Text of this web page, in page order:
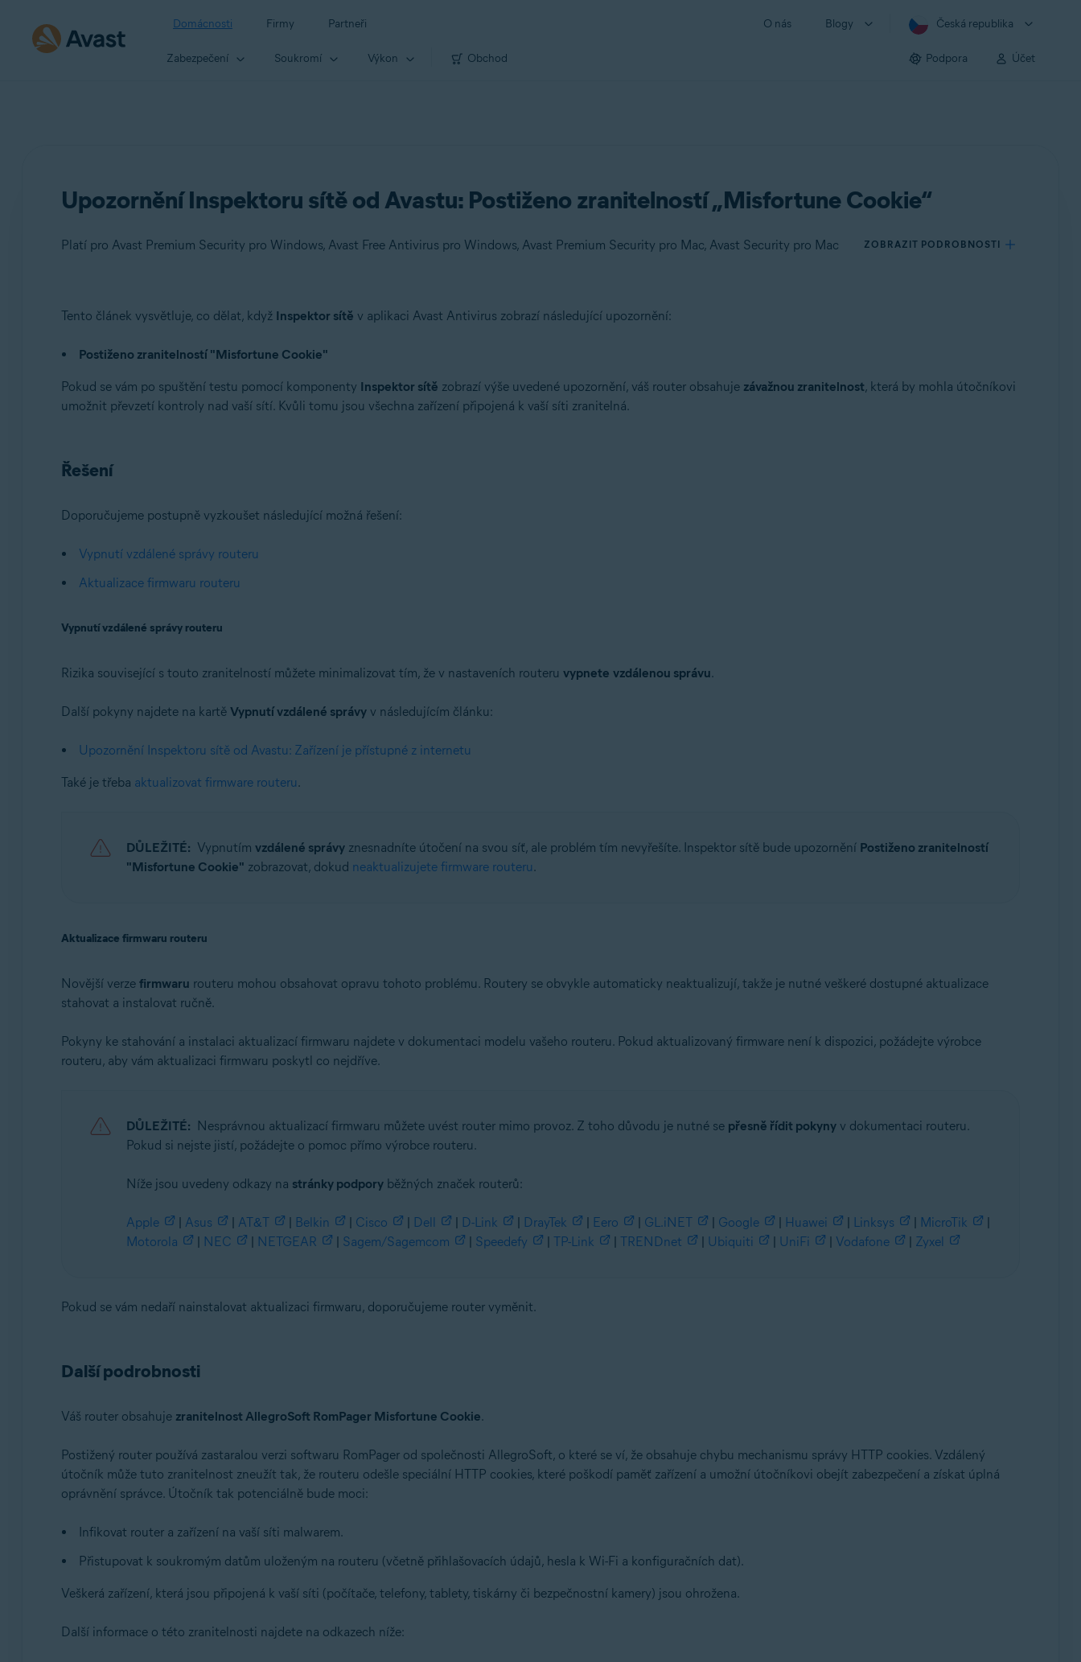
Domácnosti Firmy Partneři O nás Blogy Česká republika
Zabezpečení Soukromí Výkon Obchod Podpora Účet
Upozornění Inspektoru sítě od Avastu: Postiženo zranitelností „Misfortune Cookie“
Platí pro Avast Premium Security pro Windows, Avast Free Antivirus pro Windows, Avast Premium Security pro Mac, Avast Security pro Mac ZOBRAZIT PODROBNOSTI
Produkty:
Avast Free Antivirus 22.x pro Windows
Avast Security 15.x pro Mac
Microsoft Windows 10 Home / Pro / Enterprise / Education – 32/64bitový
Microsoft Windows 8 / Pro / Enterprise – 32/64bitový
Apple macOS 12.x (Monterey)
Apple macOS 10.15.x (Catalina)
Apple macOS 10.13.x (High Sierra)
Apple Mac OS X 10.11.x (El Capitan)
Tento článek vysvětluje, co dělat, když Inspektor sítě v aplikaci Avast Antivirus zobrazí následující upozornění:
Postiženo zranitelností "Misfortune Cookie"
Pokud se vám po spuštění testu pomocí komponenty Inspektor sítě zobrazí výše uvedené upozornění, váš router obsahuje závažnou zranitelnost, která by mohla útočníkovi
umožnit převzetí kontroly nad vaší sítí. Kvůli tomu jsou všechna zařízení připojená k vaší síti zranitelná.
Řešení
Doporučujeme postupně vyzkoušet následující možná řešení:
Vypnutí vzdálené správy routeru
Aktualizace firmwaru routeru
Vypnutí vzdálené správy routeru
Rizika související s touto zranitelností můžete minimalizovat tím, že v nastaveních routeru vypnete vzdálenou správu.
Další pokyny najdete na kartě Vypnutí vzdálené správyv následujícím článku:
Upozornění Inspektoru sítě od Avastu: Zařízení je přístupné z internetu
Také je třeba aktualizovat firmware routeru.
DŮLEŽITÉ: Vypnutím vzdálené správyznesnadníte útočení na svou síť, ale problém tím nevyřešíte. Inspektor sítě bude upozornění Postiženo zranitelností
"Misfortune Cookie" zobrazovat, dokud neaktualizujete firmware routeru.
Aktualizace firmwaru routeru
Novější verze firmwaru routeru mohou obsahovat opravu tohoto problému. Routery se obvykle automaticky neaktualizují, takže je nutné veškeré dostupné aktualizace
stahovat a instalovat ručně.
Pokyny ke stahování a instalaci aktualizací firmwaru najdete v dokumentaci modelu vašeho routeru. Pokud aktualizovaný firmware není k dispozici, požádejte výrobce
routeru, aby vám aktualizaci firmwaru poskytl co nejdříve.
DŮLEŽITÉ: Nesprávnou aktualizací firmwaru můžete uvést router mimo provoz. Z toho důvodu je nutné se přesně řídit pokynyv dokumentaci routeru.
Pokud si nejste jistí, požádejte o pomoc přímo výrobce routeru.
Níže jsou uvedeny odkazy na stránky podporyběžných značek routerů:
Apple | Asus | AT&T | Belkin | Cisco | Dell | D-Link | DrayTek | Eero | GL.iNET | Google | Huawei | Linksys | MicroTik
|
Motorola
| NEC | NETGEAR | Sagem/Sagemcom | Speedefy | TP-Link | TRENDnet | Ubiquiti | UniFi | Vodafone | Zyxel
Pokud se vám nedaří nainstalovat aktualizaci firmwaru, doporučujeme router vyměnit.
Další podrobnosti
Váš router obsahuje zranitelnost AllegroSoft RomPager Misfortune Cookie.
Postižený router používá zastaralou verzi softwaru RomPager od společnosti AllegroSoft, o které se ví, že obsahuje chybu mechanismu správy HTTP cookies. Vzdálený
útočník může tuto zranitelnost zneužít tak, že routeru odešle speciální HTTP cookies, které poškodí paměť zařízení a umožní útočníkovi obejít zabezpečení a získat úplná
oprávnění správce. Útočník tak potenciálně bude moci:
Infikovat router a zařízení na vaší síti malwarem.
Přistupovat k soukromým datům uloženým na routeru (včetně přihlašovacích údajů, hesla k Wi-Fi a konfiguračních dat).
Veškerá zařízení, která jsou připojená k vaší síti (počítače, telefony, tablety, tiskárny či bezpečnostní kamery) jsou ohrožena.
Další informace o této zranitelnosti najdete na odkazech níže: